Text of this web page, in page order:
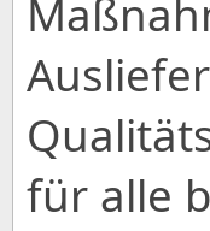
für alle